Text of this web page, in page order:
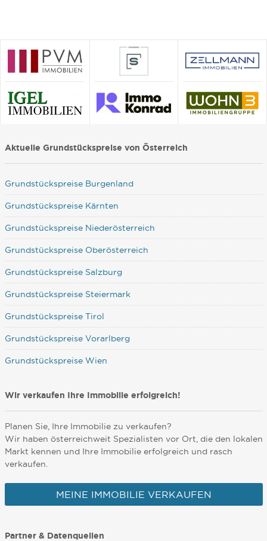
Aktuelle Grundstückspreise von Österreich
Grundstückspreise Burgenland
Grundstückspreise Kärnten
Grundstückspreise Niederösterreich
Grundstückspreise Oberösterreich
Grundstückspreise Salzburg
Grundstückspreise Steiermark
Grundstückspreise Tirol
Grundstückspreise Vorarlberg
Grundstückspreise Wien
Wir verkaufen Ihre Immobilie erfolgreich!
Planen Sie, Ihre Immobilie zu verkaufen?
Wir haben österreichweit Spezialisten vor Ort, die den lokalen
Markt kennen und Ihre Immobilie erfolgreich und rasch
verkaufen.
MEINE IMMOBILIE VERKAUFEN
Partner & Datenquellen